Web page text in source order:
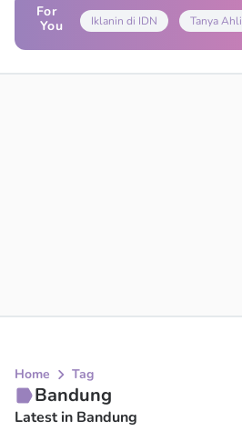
For
You
Iklanin di IDN Tanya Ahli
Home Tag
Bandung
Latest in Bandung